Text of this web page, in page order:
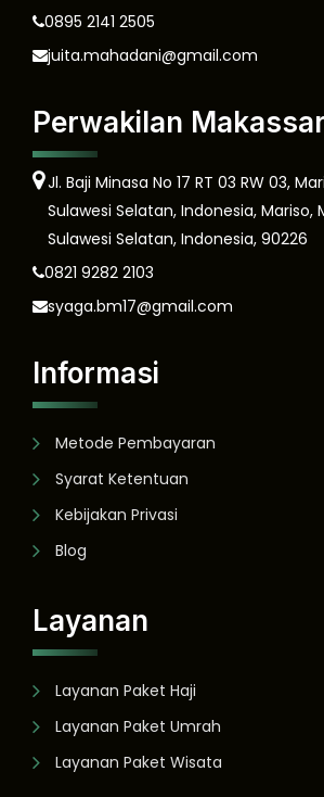
0895 2141 2505
juita.mahadani@gmail.com
Perwakilan Makassar
Jl. Baji Minasa No 17 RT 03 RW 03,
Sulawesi Selatan, Indonesia, Mariso,
Sulawesi Selatan, Indonesia, 90226
0821 9282 2103
syaga.bm17@gmail.com
Informasi
Metode Pembayaran
Syarat Ketentuan
Kebijakan Privasi
Blog
Layanan
Layanan Paket Haji
Layanan Paket Umrah
Layanan Paket Wisata